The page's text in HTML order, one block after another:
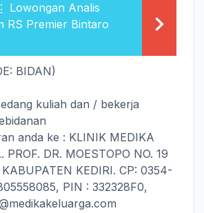
Lowongan Analis
RS Premier Bintaro
BIDAN)
kuliah dan / bekerja
anda ke : KLINIK MEDIKA
PROF. DR. MOESTOPO NO. 19
KEDIRI. CP: 0354-
PIN : 332328F0,